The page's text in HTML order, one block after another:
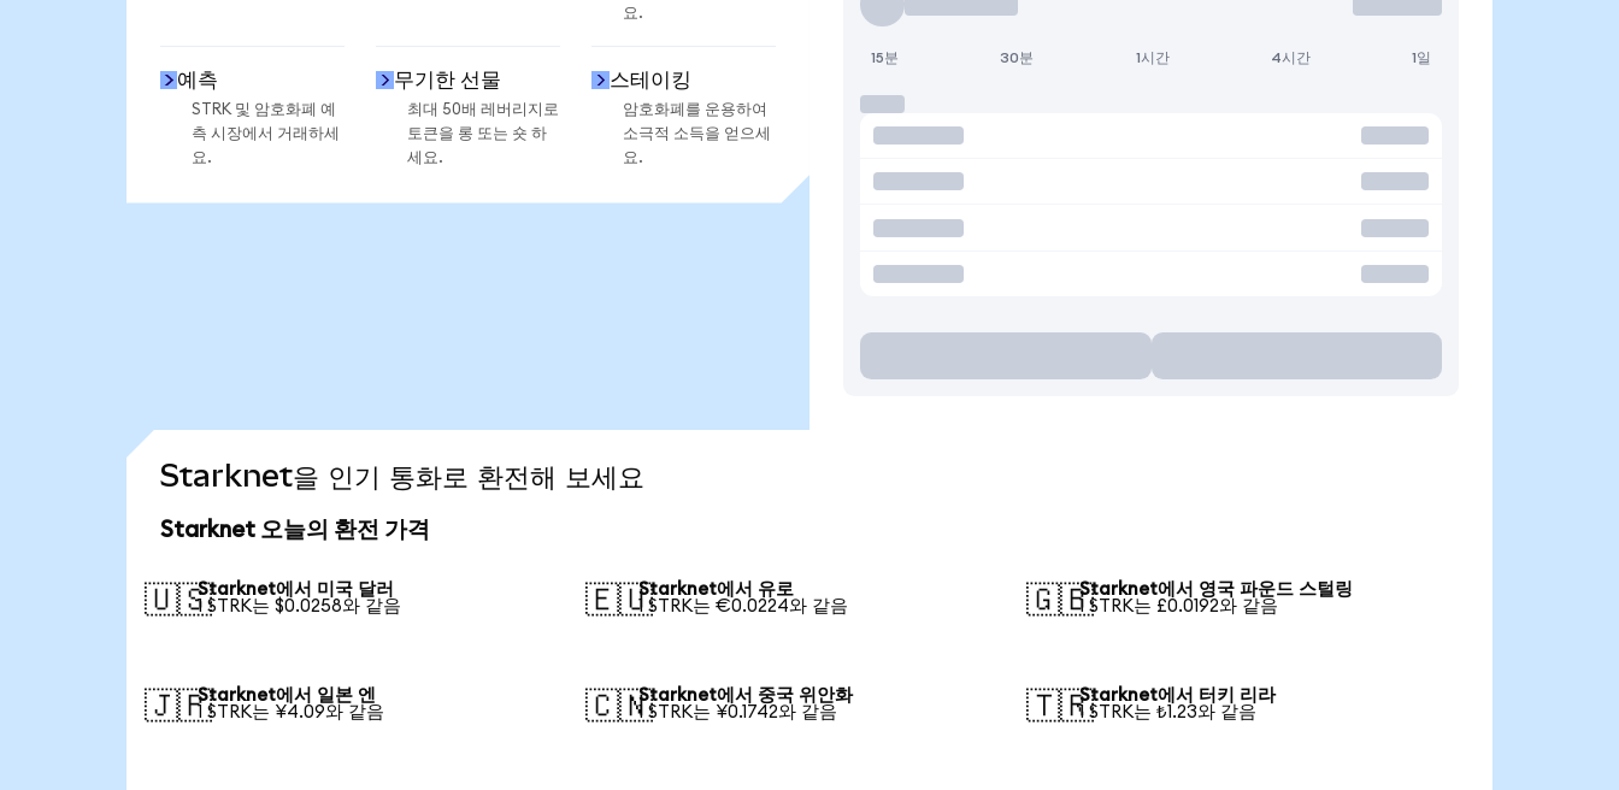
요.
예측
STRK 및 암호화폐 예
측 시장에서 거래하세
요.
무기한 선물
최대 50배 레버리지로
토큰을 롱 또는 숏 하
세요.
스테이킹
암호화폐를 운용하여
소극적 소득을 얻으세
요.
15분 30분 1시간 4시간 1일
Starknet을 인기 통화로 환전해 보세요
Starknet 오늘의 환전 가격
🇺🇸Starknet에서 미국 달러
1 STRK는 $0.0258와 같음
🇪🇺Starknet에서 유로
1 STRK는 €0.0224와 같음
🇬🇧Starknet에서 영국 파운드 스털링
1 STRK는 £0.0192와 같음
🇯🇵Starknet에서 일본 엔
1 STRK는 ¥4.09와 같음
🇨🇳Starknet에서 중국 위안화
1 STRK는 ¥0.1742와 같음
🇹🇷Starknet에서 터키 리라
1 STRK는 ₺1.23와 같음